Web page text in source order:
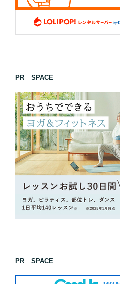
PR SPACE
PR SPACE